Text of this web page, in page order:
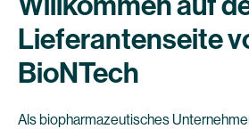
Lieferantenseite
BioNTech
Als biopharmazeutisches